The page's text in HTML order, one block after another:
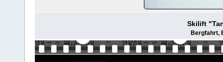
Skilift
Bergfahrt,